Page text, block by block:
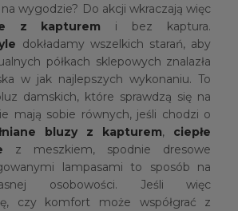
wygodzie? Do akcji wkraczają więc
z kapturem i bez kaptura.
dokładamy wszelkich starań, aby
półkach sklepowych znalazła
w jak najlepszych wykonaniu. To
damskich, które sprawdzą się na
mają sobie równych, jeśli chodzi o
bluzy z kapturem, ciepłe
z meszkiem, spodnie dresowe
lampasami to sposób na
osobowości. Jeśli więc
czy komfort może współgrać z